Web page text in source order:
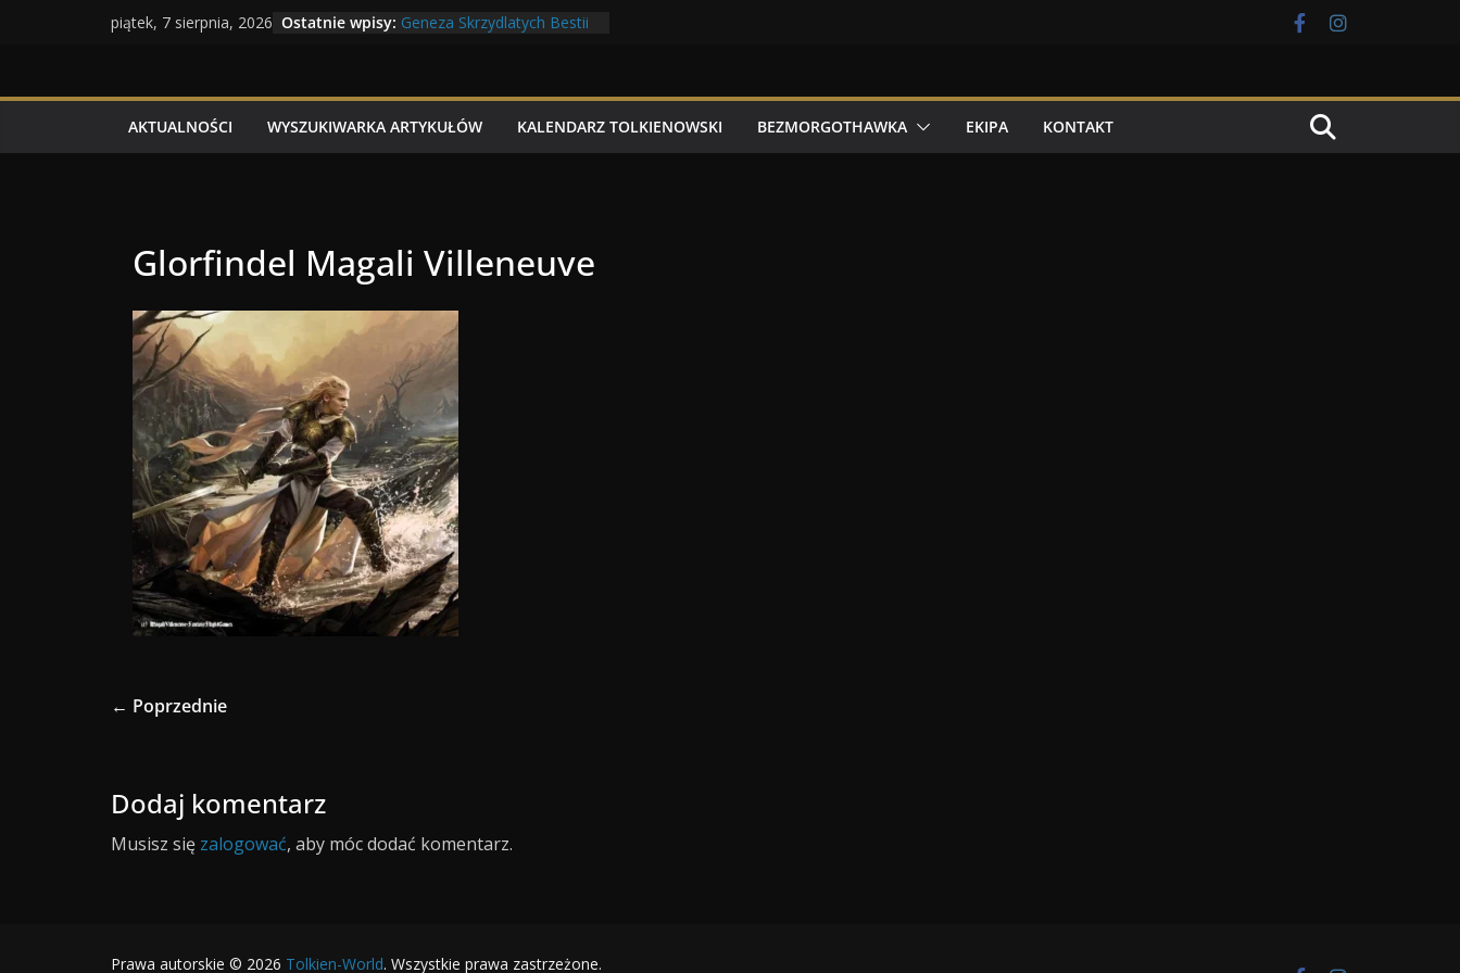
piątek, 7 sierpnia, 2026 Ostatnie wpisy: Geneza Skrzydlatych Bestii
Dzień dobry Tolk Folku!
AKTUALNOŚCI
WYSZUKIWARKA ARTYKUŁÓW KALENDARZ TOLKIENOWSKI BEZMORGOTHAWKA EKIPA KONTAKT
Glorfindel Magali Villeneuve
← Poprzednie
Dodaj komentarz
Musisz się zalogować, aby móc dodać komentarz.
Prawa autorskie © 2026 Tolkien-World. Wszystkie prawa zastrzeżone.